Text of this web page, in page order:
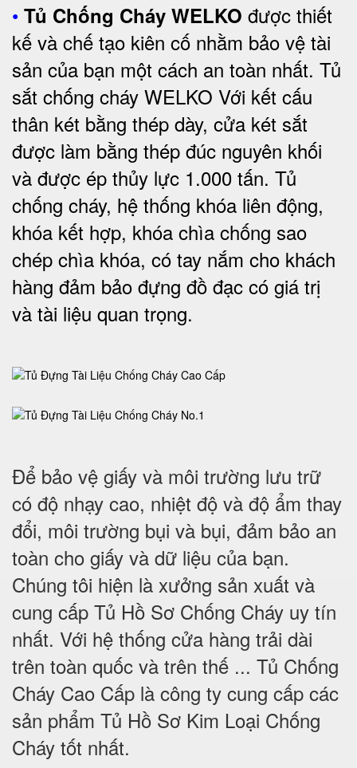
• Tủ Chống Cháy WELKO được thiết
kế và chế tạo kiên cố nhằm bảo vệ tài
sản của bạn một cách an toàn nhất. Tủ
sắt chống cháy WELKO Với kết cấu
thân két bằng thép dày, cửa két sắt
được làm bằng thép đúc nguyên khối
và được ép thủy lực 1.000 tấn. Tủ
chống cháy, hệ thống khóa liên động,
khóa kết hợp, khóa chìa chống sao
chép chìa khóa, có tay nắm cho khách
hàng đảm bảo đựng đồ đạc có giá trị
và tài liệu quan trọng.
Để bảo vệ giấy và môi trường lưu trữ
có độ nhạy cao, nhiệt độ và độ ẩm thay
đổi, môi trường bụi và bụi, đảm bảo an
toàn cho giấy và dữ liệu của bạn.
Chúng tôi hiện là xưởng sản xuất và
cung cấp Tủ Hồ Sơ Chống Cháy uy tín
nhất. Với hệ thống cửa hàng trải dài
trên toàn quốc và trên thế ... Tủ Chống
Cháy Cao Cấp là công ty cung cấp các
sản phẩm Tủ Hồ Sơ Kim Loại Chống
Cháy tốt nhất.